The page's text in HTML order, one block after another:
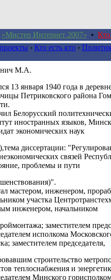
«Мистер Интернет 2007» • Кто
› Кто есть кто ›
М.А.
13 января 1940 года в
Петриковского района
Белорусский
иностранных языков,
экономических наук
диссертации:
связей
проблемы и пути
мастером, инженером,
участка
инженером, начальником
заместителем
исполкома
заместителем председателя,
строительство
теплоснабжения и
Минского